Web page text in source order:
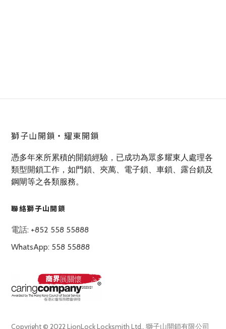
獅子山開鎖‧耀東開鎖
憑多年來所累積的開鎖經驗，已成功為眾多耀東人處理各
類型開鎖工作，如門鎖、夾萬、電子鎖、車鎖、露台鎖及
鋼閘等之各類服務。
聯絡獅子山開鎖
電話: +852 558 55888
WhatsApp: 558 55888
Copyright © 2022 LionLock Locksmith Ltd., 獅子山開鎖有限公司